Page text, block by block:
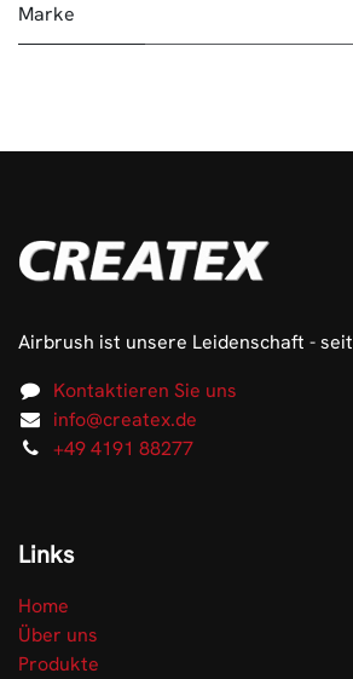
Marke
Airbrush ist unsere Leidenschaft -
Kontaktieren Sie uns
info@createx.de
+49 4191 88277
Links
Home
Über uns
Produkte